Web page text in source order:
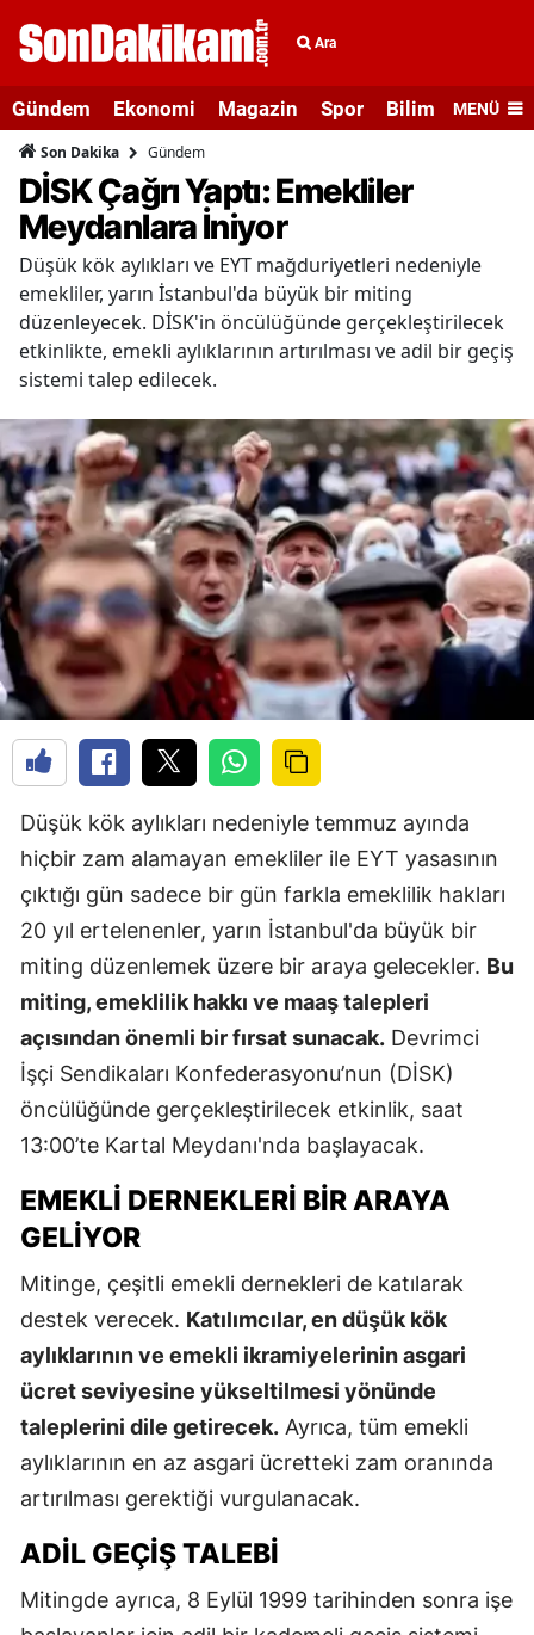
Ara
Gündem Ekonomi Magazin Spor Bilim veMENÜ
Son Dakika Gündem
DİSK Çağrı Yaptı: Emekliler
Meydanlara İniyor
Düşük kök aylıkları ve EYT mağduriyetleri nedeniyle
emekliler, yarın İstanbul'da büyük bir miting
düzenleyecek. DİSK'in öncülüğünde gerçekleştirilecek
etkinlikte, emekli aylıklarının artırılması ve adil bir geçiş
sistemi talep edilecek.
Düşük kök aylıkları nedeniyle temmuz ayında
hiçbir zam alamayan emekliler ile EYT yasasının
çıktığı gün sadece bir gün farkla emeklilik hakları
20 yıl ertelenenler, yarın İstanbul'da büyük bir
miting düzenlemek üzere bir araya gelecekler. Bu
miting, emeklilik hakkı ve maaş talepleri
açısından önemli bir fırsat sunacak. Devrimci
İşçi Sendikaları Konfederasyonu’nun (DİSK)
öncülüğünde gerçekleştirilecek etkinlik, saat
13:00’te Kartal Meydanı'nda başlayacak.
EMEKLI DERNEKLERI BIR ARAYA
GELIYOR
Mitinge, çeşitli emekli dernekleri de katılarak
destek verecek. Katılımcılar, en düşük kök
aylıklarının ve emekli ikramiyelerinin asgari
ücret seviyesine yükseltilmesi yönünde
taleplerini dile getirecek. Ayrıca, tüm emekli
aylıklarının en az asgari ücretteki zam oranında
artırılması gerektiği vurgulanacak.
ADIL GEÇIŞ TALEBI
Mitingde ayrıca, 8 Eylül 1999 tarihinden sonra işe